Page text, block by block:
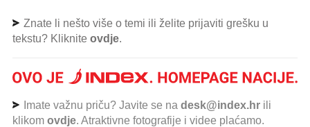
Znate li nešto više o temi ili želite prijaviti grešku u
tekstu? Kliknite ovdje.
Imate važnu priču? Javite se na desk@index.hr ili
klikom ovdje. Atraktivne fotografije i videe plaćamo.